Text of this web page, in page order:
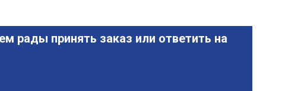
рады принять заказ или ответить на